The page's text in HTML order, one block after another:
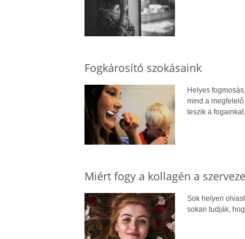
Fogkárosító szokásaink
Helyes
mind a
teszik a
Miért fogy a kollagén a
Sok helyen
sokan tudják,